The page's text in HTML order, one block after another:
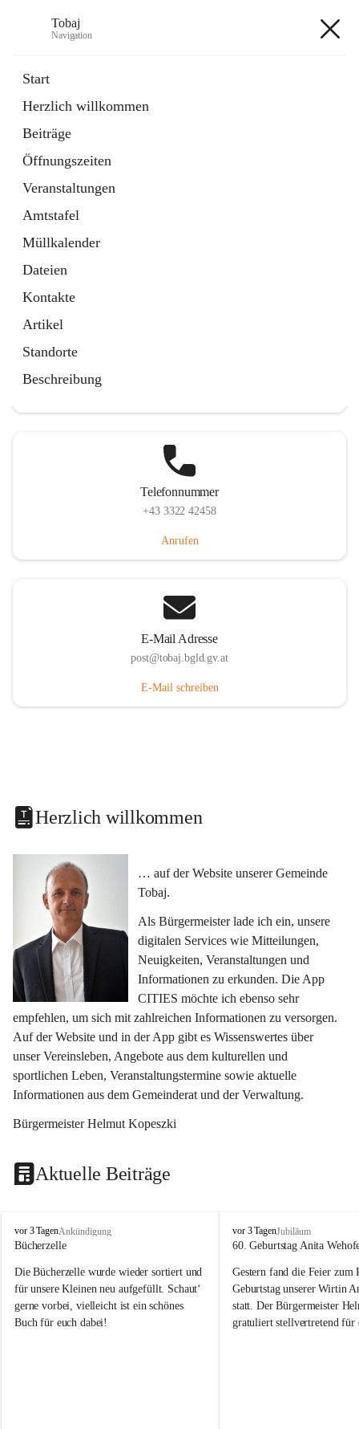
Tobaj
Navigation
Start
Herzlich willkommen
Beiträge
Öffnungszeiten
Veranstaltungen
Amtstafel
Müllkalender
Dateien
Kontakte
Artikel
Standorte
Beschreibung
Externe Webseite
in
Tab
Formulare
2 Schnellzugriffe
Telefonnummer
+43 3322 42458
Anrufen
E-Mail Adresse
post@tobaj.bgld.gv.at
E-Mail schreiben
Herzlich willkommen
… auf der Website unserer Gemeinde
Tobaj.
Als Bürgermeister lade ich ein, unsere
digitalen Services wie Mitteilungen,
Neuigkeiten, Veranstaltungen und
Informationen zu erkunden. Die App
CITIES möchte ich ebenso sehr
empfehlen, um sich mit zahlreichen Informationen zu versorgen.
Auf der Website und in der App gibt es Wissenswertes über
unser Vereinsleben, Angebote aus dem kulturellen und
sportlichen Leben, Veranstaltungstermine sowie aktuelle
Informationen aus dem Gemeinderat und der Verwaltung.
Bürgermeister Helmut Kopeszki
Aktuelle Beiträge
T
o
a
j
vor 3 TagenAnkündigung
Bücherzelle
Die Bücherzelle wurde wieder sortiert und
für unsere Kleinen neu aufgefüllt. Schaut‘
gerne vorbei, vielleicht ist ein schönes
Buch für euch dabei!
T
o
a
j
vor 3 TagenJubiläum
60. Geburtstag Anita
Gestern fand die Feier zum
Geburtstag unserer Wirtin
statt. Der Bürgermeister
gratuliert stellvertretend für